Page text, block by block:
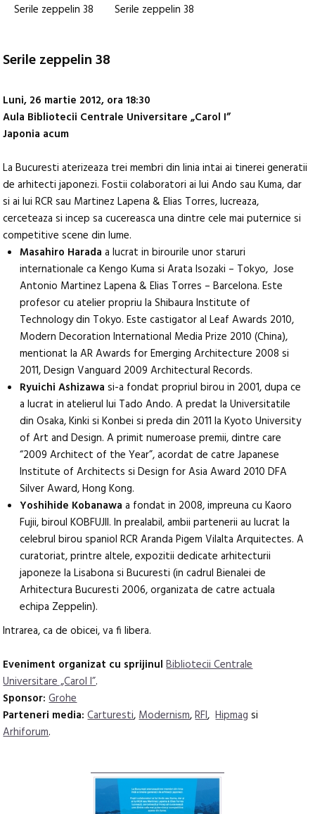
Serile zeppelin 38 Serile zeppelin 38
Serile zeppelin 38
Luni, 26 martie 2012, ora 18:30
Aula Bibliotecii Centrale Universitare „Carol I”
Japonia acum
La Bucuresti aterizeaza trei membri din linia intai ai tinerei generatii
de arhitecti japonezi. Fostii colaboratori ai lui Ando sau Kuma, dar
si ai lui RCR sau Martinez Lapena & Elias Torres, lucreaza,
cerceteaza si incep sa cucereasca una dintre cele mai puternice si
competitive scene din lume.
Masahiro Harada a lucrat in birourile unor staruri
internationale ca Kengo Kuma si Arata Isozaki – Tokyo, Jose
Antonio Martinez Lapena & Elias Torres – Barcelona. Este
profesor cu atelier propriu la Shibaura Institute of
Technology din Tokyo. Este castigator al Leaf Awards 2010,
Modern Decoration International Media Prize 2010 (China),
mentionat la AR Awards for Emerging Architecture 2008 si
2011, Design Vanguard 2009 Architectural Records.
Ryuichi Ashizawa si-a fondat propriul birou in 2001, dupa ce
a lucrat in atelierul lui Tado Ando. A predat la Universitatile
din Osaka, Kinki si Konbei si preda din 2011 la Kyoto University
of Art and Design. A primit numeroase premii, dintre care
“2009 Architect of the Year”, acordat de catre Japanese
Institute of Architects si Design for Asia Award 2010 DFA
Silver Award, Hong Kong.
Yoshihide Kobanawa a fondat in 2008, impreuna cu Kaoro
Fujii, biroul KOBFUJII. In prealabil, ambii partenerii au lucrat la
celebrul birou spaniol RCR Aranda Pigem Vilalta Arquitectes. A
curatoriat, printre altele, expozitii dedicate arhitecturii
japoneze la Lisabona si Bucuresti (in cadrul Bienalei de
Arhitectura Bucuresti 2006, organizata de catre actuala
echipa Zeppelin).
Intrarea, ca de obicei, va fi libera.
Eveniment organizat cu sprijinulBibliotecii Centrale
Universitare „Carol I”.
Sponsor: Grohe
Parteneri media: Carturesti,Modernism,RFI,Hipmag si
Arhiforum.